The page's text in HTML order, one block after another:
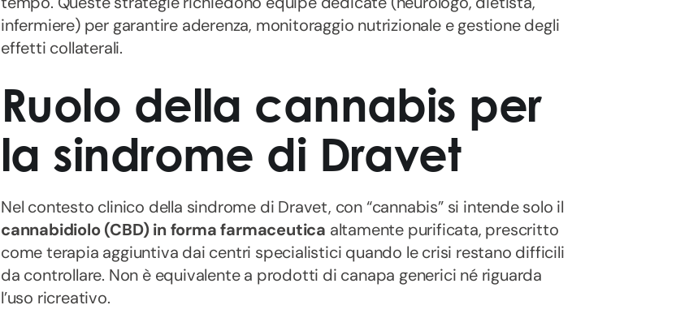
infermiere) per garantire aderenza, monitoraggio nutrizionale e gestione degli
effetti collaterali.
Ruolo della cannabis per
la sindrome di Dravet
Nel contesto clinico della sindrome di Dravet, con “cannabis” si intende solo il
cannabidiolo (CBD) in forma farmaceutica altamente purificata, prescritto
come terapia aggiuntiva dai centri specialistici quando le crisi restano difficili
da controllare. Non è equivalente a prodotti di canapa generici né riguarda
l’uso ricreativo.